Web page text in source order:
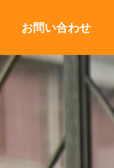
お問い合わせ